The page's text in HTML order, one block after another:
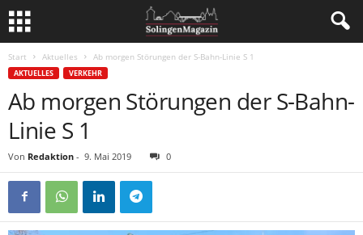
Start Aktuelles Ab morgen Störungen der S-Bahn-Linie S 1
AKTUELLES VERKEHR
Ab morgen Störungen der S-Bahn-
Linie S 1
Von Redaktion - 9. Mai 2019 0